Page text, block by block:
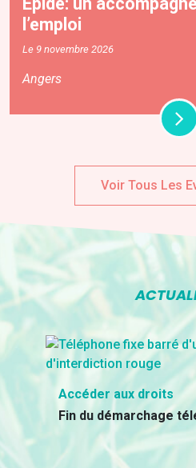
l’emploi
Le 9 novembre 2026
Angers
Voir Tous Les
Accéder aux droits
Fin du démarchage